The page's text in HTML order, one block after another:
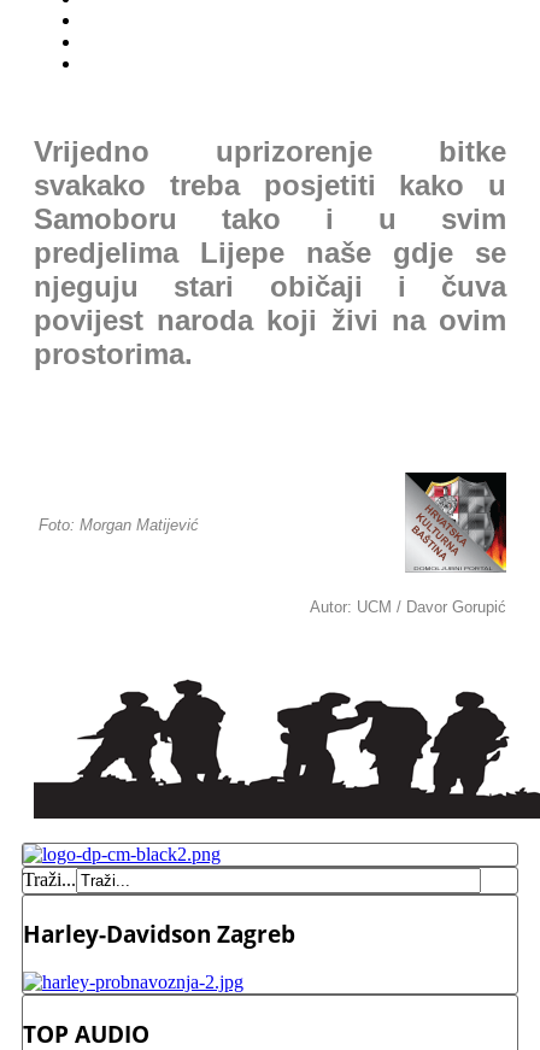
Vrijedno uprizorenje bitke
svakako treba posjetiti kako u
Samoboru tako i u svim
predjelima Lijepe naše gdje se
njeguju stari običaji i čuva
povijest naroda koji živi na ovim
prostorima.
Foto: Morgan Matijević
Autor: UCM / Davor Gorupić
Traži...
Harley-Davidson Zagreb
TOP AUDIO